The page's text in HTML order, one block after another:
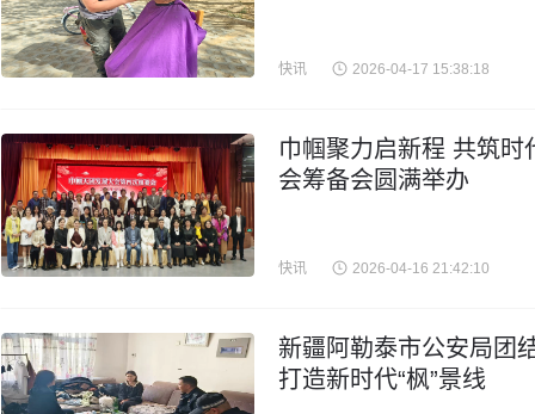
快讯 2026-04-17 15:38:18
巾帼聚力启新程 共筑
会筹备会圆满举办
快讯 2026-04-16 21:42:10
新疆阿勒泰市公安局团
打造新时代“枫”景线